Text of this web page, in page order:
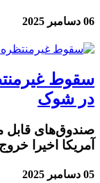
06 دسامبر 2025
سقوط
در شوک
آمریکا اخیرا
05 دسامبر 2025